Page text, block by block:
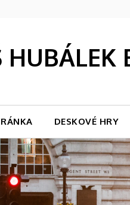
DESKOVÉ HRY